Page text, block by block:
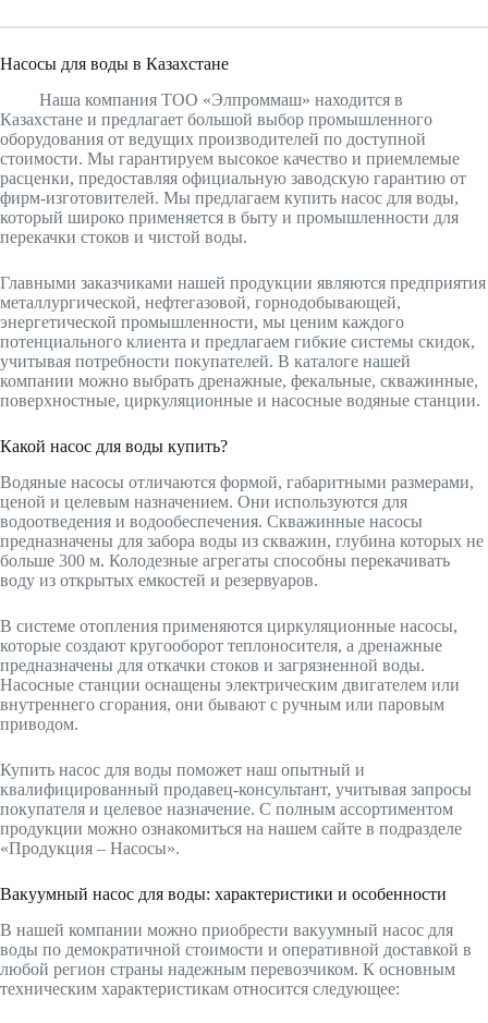
Насосы для воды в Казахстане
Наша компания ТОО «Элпроммаш» находится в
Казахстане и предлагает большой выбор промышленного
оборудования от ведущих производителей по доступной
стоимости. Мы гарантируем высокое качество и приемлемые
расценки, предоставляя официальную заводскую гарантию от
фирм-изготовителей. Мы предлагаем купить насос для воды,
который широко применяется в быту и промышленности для
перекачки стоков и чистой воды.
Главными заказчиками нашей продукции являются предприятия
металлургической, нефтегазовой, горнодобывающей,
энергетической промышленности, мы ценим каждого
потенциального клиента и предлагаем гибкие системы скидок,
учитывая потребности покупателей. В каталоге нашей
компании можно выбрать дренажные, фекальные, скважинные,
поверхностные, циркуляционные и насосные водяные станции.
Какой насос для воды купить?
Водяные насосы отличаются формой, габаритными размерами,
ценой и целевым назначением. Они используются для
водоотведения и водообеспечения. Скважинные насосы
предназначены для забора воды из скважин, глубина которых не
больше 300 м. Колодезные агрегаты способны перекачивать
воду из открытых емкостей и резервуаров.
В системе отопления применяются циркуляционные насосы,
которые создают кругооборот теплоносителя, а дренажные
предназначены для откачки стоков и загрязненной воды.
Насосные станции оснащены электрическим двигателем или
внутреннего сгорания, они бывают с ручным или паровым
приводом.
Купить насос для воды поможет наш опытный и
квалифицированный продавец-консультант, учитывая запросы
покупателя и целевое назначение. С полным ассортиментом
продукции можно ознакомиться на нашем сайте в подразделе
«Продукция – Насосы».
Вакуумный насос для воды: характеристики и особенности
В нашей компании можно приобрести вакуумный насос для
воды по демократичной стоимости и оперативной доставкой в
любой регион страны надежным перевозчиком. К основным
техническим характеристикам относится следующее: